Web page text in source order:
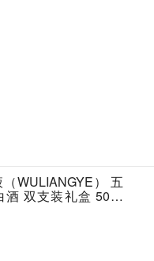
WULIANGYE） 五
酒 双支装礼盒 50度